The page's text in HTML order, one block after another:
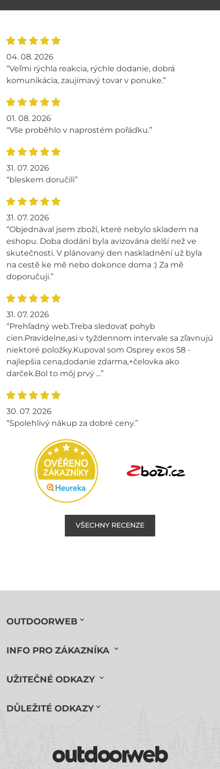
04. 08. 2026
“Veľmi rýchla reakcia, rýchle dodanie, dobrá
komunikácia, zaujímavý tovar v ponuke.”
01. 08. 2026
“Vše proběhlo v naprostém pořádku.”
31. 07. 2026
“bleskem doručili”
31. 07. 2026
“Objednával jsem zboží, které nebylo skladem na
eshopu. Doba dodání byla avizována delší než ve
skutečnosti. V plánovaný den naskladnění už byla
na cestě ke mě nebo dokonce doma :) Za mě
doporučuji.”
31. 07. 2026
“Prehľadný web.Treba sledovať pohyb
cien.Pravidelne,asi v tyždennom intervale sa zľavnujú
niektoré položky.Kupoval som Osprey exos 58 -
najlepšia cena,dodanie zdarma,+čelovka ako
darček.Bol to môj prvý ...”
30. 07. 2026
“Spolehlivý nákup za dobré ceny.”
VŠECHNY RECENZE
OUTDOORWEB
INFO PRO ZÁKAZNÍKA
UŽITEČNÉ ODKAZY
DŮLEŽITÉ ODKAZY